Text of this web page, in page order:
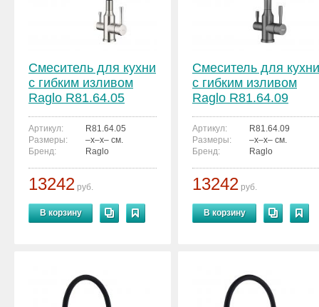
Смеситель для кухни
с гибким изливом
Raglo R81.64.05
Артикул:
R81.64.05
Размеры:
–x–x– см.
Бренд:
Raglo
13242 руб.
В корзину
Смеситель для кухни
с гибким изливом
Raglo R81.64.09
Артикул:
R81.64.09
Размеры:
–x–x– см.
Бренд:
Raglo
13242 руб.
В корзину